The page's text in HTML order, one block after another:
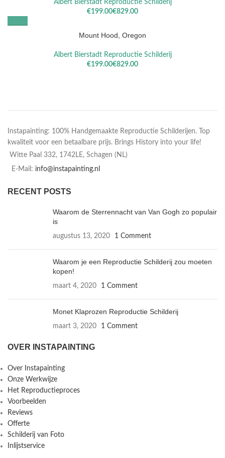
Albert Bierstadt Reproductie Schilderij
€
€
Mount Hood, Oregon
Albert Bierstadt Reproductie Schilderij
€
€
Instapainting: 100% Handgemaakte Reproductie Schilderijen. Top
kwaliteit voor een betaalbare prijs. Brings History into your life!
Witte Paal 332, 1742LE, Schagen (NL)
E-Mail: info@instapainting.nl
RECENT POSTS
Waarom de Sterrennacht van Van Gogh zo populair
is
augustus 13, 2020 1 Comment
Waarom je een Reproductie Schilderij zou moeten
kopen!
maart 4, 2020 1 Comment
Monet Klaprozen Reproductie Schilderij
maart 3, 2020 1 Comment
OVER INSTAPAINTING
Over Instapainting
Onze Werkwijze
Het Reproductieproces
Voorbeelden
Reviews
Offerte
Schilderij van Foto
Inlijstservice